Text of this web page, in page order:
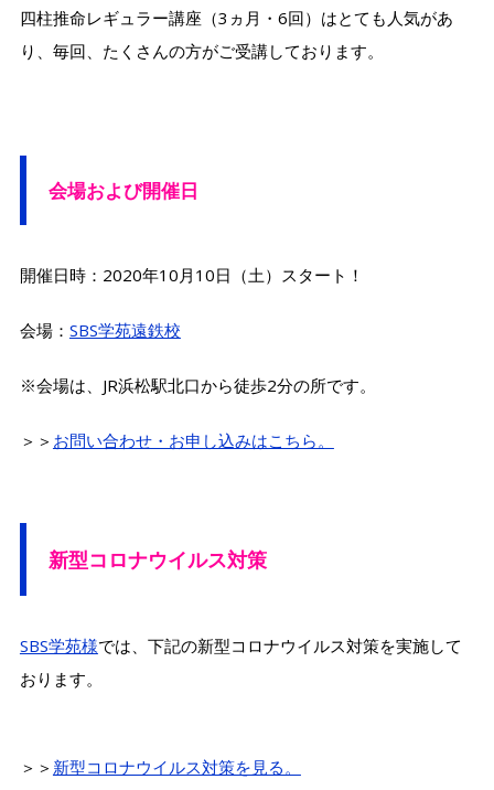
四柱推命レギュラー講座（3ヵ月・6回）はとても人気があ
り、毎回、たくさんの方がご受講しております。
会場および開催日
開催日時：2020年10月10日（土）スタート！
会場： SBS学苑遠鉄校
※会場は、JR浜松駅北口から徒歩2分の所です。
＞＞ お問い合わせ・お申し込みはこちら。
新型コロナウイルス対策
SBS学苑様では、下記の新型コロナウイルス対策を実施して
おります。
＞＞ 新型コロナウイルス対策を見る。